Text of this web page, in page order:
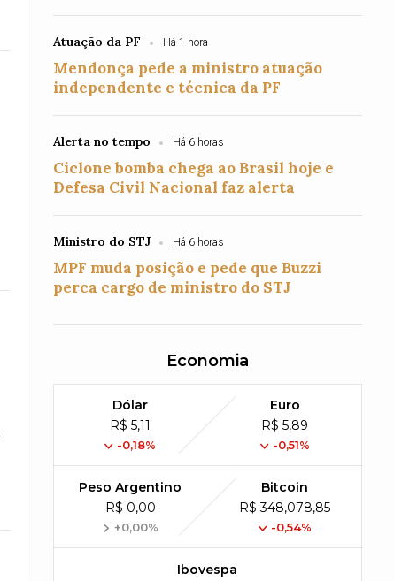
Atuação da PF Há 1 hora
Mendonça pede a ministro atuação
independente e técnica da PF
Alerta no tempo Há 6 horas
Ciclone bomba chega ao Brasil hoje e
Defesa Civil Nacional faz alerta
Ministro do STJ Há 6 horas
MPF muda posição e pede que Buzzi
perca cargo de ministro do STJ
Economia
Dólar
R$ 5,11
-0,18%
Euro
R$ 5,89
-0,51%
Peso Argentino
R$ 0,00
+0,00%
Bitcoin
R$ 348,078,85
-0,54%
Ibovespa